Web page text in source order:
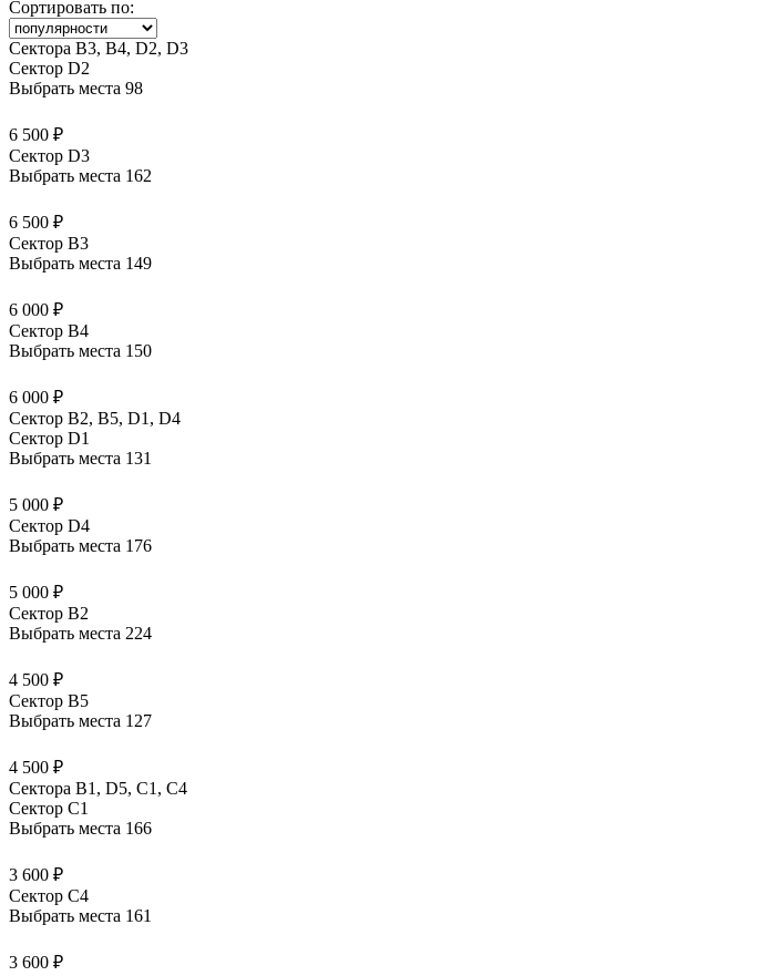
Сортировать по:
Сектора В3, В4, D2, D3
Сектор D2
Выбрать места 98
6 500 ₽
Сектор D3
Выбрать места 162
6 500 ₽
Сектор B3
Выбрать места 149
6 000 ₽
Сектор B4
Выбрать места 150
6 000 ₽
Сектор B2, B5, D1, D4
Сектор D1
Выбрать места 131
5 000 ₽
Сектор D4
Выбрать места 176
5 000 ₽
Сектор B2
Выбрать места 224
4 500 ₽
Сектор B5
Выбрать места 127
4 500 ₽
Сектора В1, D5, С1, С4
Сектор C1
Выбрать места 166
3 600 ₽
Сектор C4
Выбрать места 161
3 600 ₽